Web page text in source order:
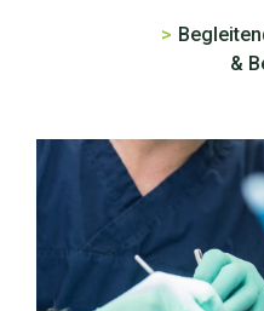
>
&